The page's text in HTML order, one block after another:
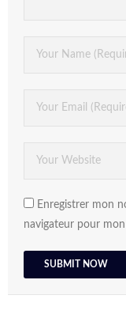
Enregistrer mon
navigateur pour